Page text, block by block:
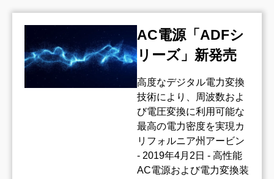
AC電源「ADFシ
リーズ」新発売
高度なデジタル電力変換
技術により、周波数およ
び電圧変換に利用可能な
最高の電力密度を実現カ
リフォルニア州アービン
- 2019年4月2日 - 高性能
AC電源および電力変換装